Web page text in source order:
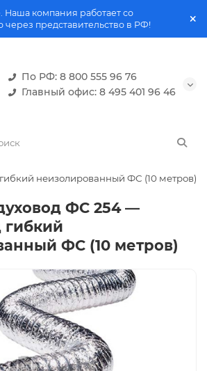
компания работает со
через представительство в РФ!
По РФ: 8 800 555 96 76
Главный офис: 8 495 401 96 46
неизолированный ФС (10 метров)
ФС 254 —
гибкий
ФС (10 метров)